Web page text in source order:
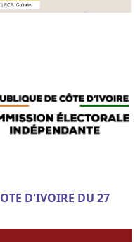
D'IVOIRE DU 27